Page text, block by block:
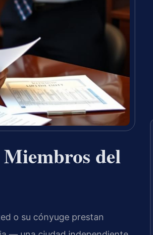
del
o su cónyuge prestan